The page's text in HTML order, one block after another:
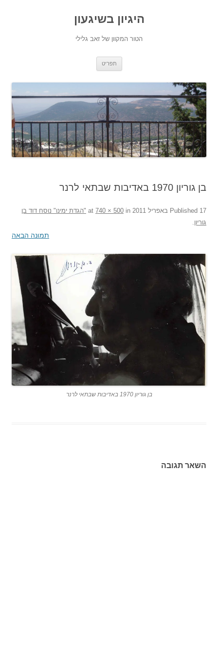
היגיון בשיגעון
הטור המקוון של זאב גלילי
תפריט
בן גוריון 1970 באדיבות שבתאי לרנר
Published 17 באפריל 2011 740 × 500 in
"הגדת ימינו" נוסח דוד בן
גוריון
תמונה הבאה
בן גוריון 1970 באדיבות שבתאי לרנר
השאר תגובה